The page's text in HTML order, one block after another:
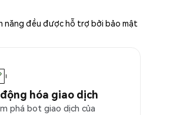
năng đều được hỗ trợ bởi bảo mật
hóa giao dịch
phá bot giao dịch của